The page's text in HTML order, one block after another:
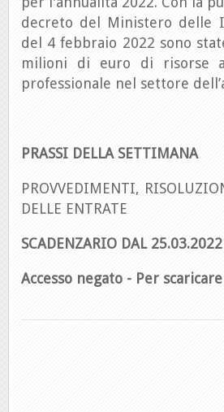
decreto del Ministero delle
del 4 febbraio 2022 sono
milioni di euro di risorse
professionale nel settore
PRASSI DELLA SETTIMANA
PROVVEDIMENTI,
DELLE ENTRATE
SCADENZARIO DAL
Accesso negato - Per